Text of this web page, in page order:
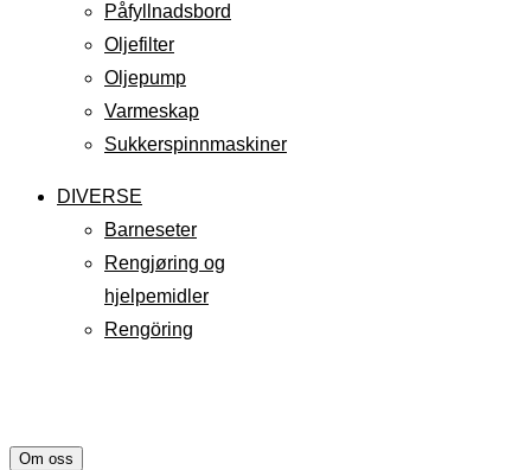
Påfyllnadsbord
Oljefilter
Oljepump
Varmeskap
Sukkerspinnmaskiner
DIVERSE
Barneseter
Rengjøring og
hjelpemidler
Rengöring
Om oss